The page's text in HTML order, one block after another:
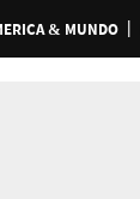
& MUNDO